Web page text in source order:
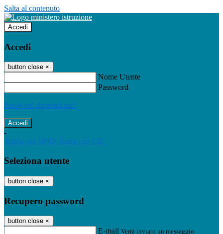
Salta al contenuto
Accedi
Accedi
button close ×
Nome Utente
Password
Password dimenticata?
-
Entra con SPID Entra con CIE
Seleziona utente
button close ×
Recupero password
button close ×
E-mail Verrà inviato un messaggio